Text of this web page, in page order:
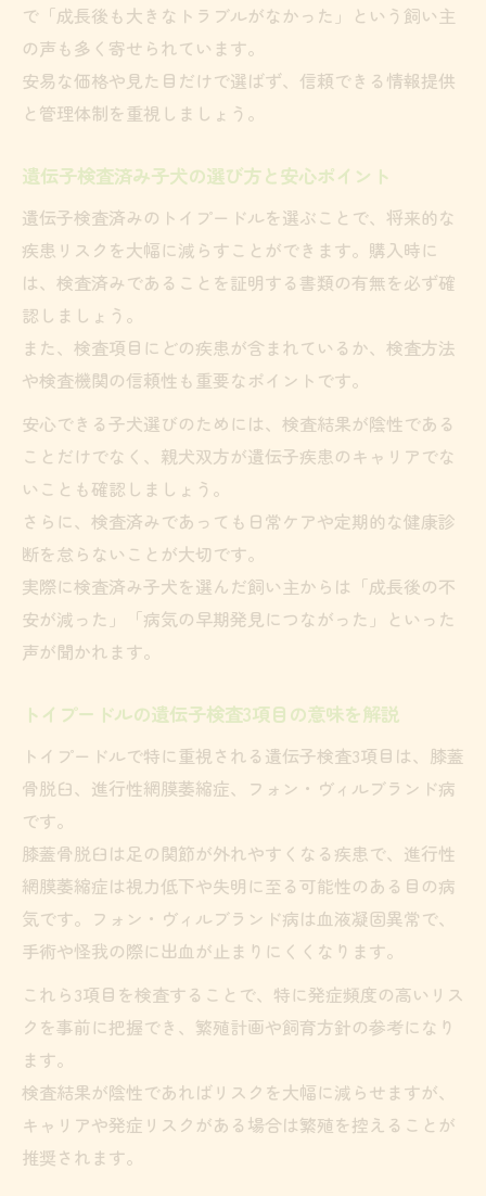
で「成長後も大きなトラブルがなかった」という飼い主
の声も多く寄せられています。
安易な価格や見た目だけで選ばず、信頼できる情報提供
と管理体制を重視しましょう。
遺伝子検査済み子犬の選び方と安心ポイント
遺伝子検査済みのトイプードルを選ぶことで、将来的な
疾患リスクを大幅に減らすことができます。購入時に
は、検査済みであることを証明する書類の有無を必ず確
認しましょう。
また、検査項目にどの疾患が含まれているか、検査方法
や検査機関の信頼性も重要なポイントです。
安心できる子犬選びのためには、検査結果が陰性である
ことだけでなく、親犬双方が遺伝子疾患のキャリアでな
いことも確認しましょう。
さらに、検査済みであっても日常ケアや定期的な健康診
断を怠らないことが大切です。
実際に検査済み子犬を選んだ飼い主からは「成長後の不
安が減った」「病気の早期発見につながった」といった
声が聞かれます。
トイプードルの遺伝子検査3項目の意味を解説
トイプードルで特に重視される遺伝子検査3項目は、膝蓋
骨脱臼、進行性網膜萎縮症、フォン・ヴィルブランド病
です。
膝蓋骨脱臼は足の関節が外れやすくなる疾患で、進行性
網膜萎縮症は視力低下や失明に至る可能性のある目の病
気です。フォン・ヴィルブランド病は血液凝固異常で、
手術や怪我の際に出血が止まりにくくなります。
これら3項目を検査することで、特に発症頻度の高いリス
クを事前に把握でき、繁殖計画や飼育方針の参考になり
ます。
検査結果が陰性であればリスクを大幅に減らせますが、
キャリアや発症リスクがある場合は繁殖を控えることが
推奨されます。